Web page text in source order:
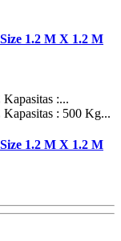
1.2 M X 1.2 M
:...
: 500 Kg...
1.2 M X 1.2 M